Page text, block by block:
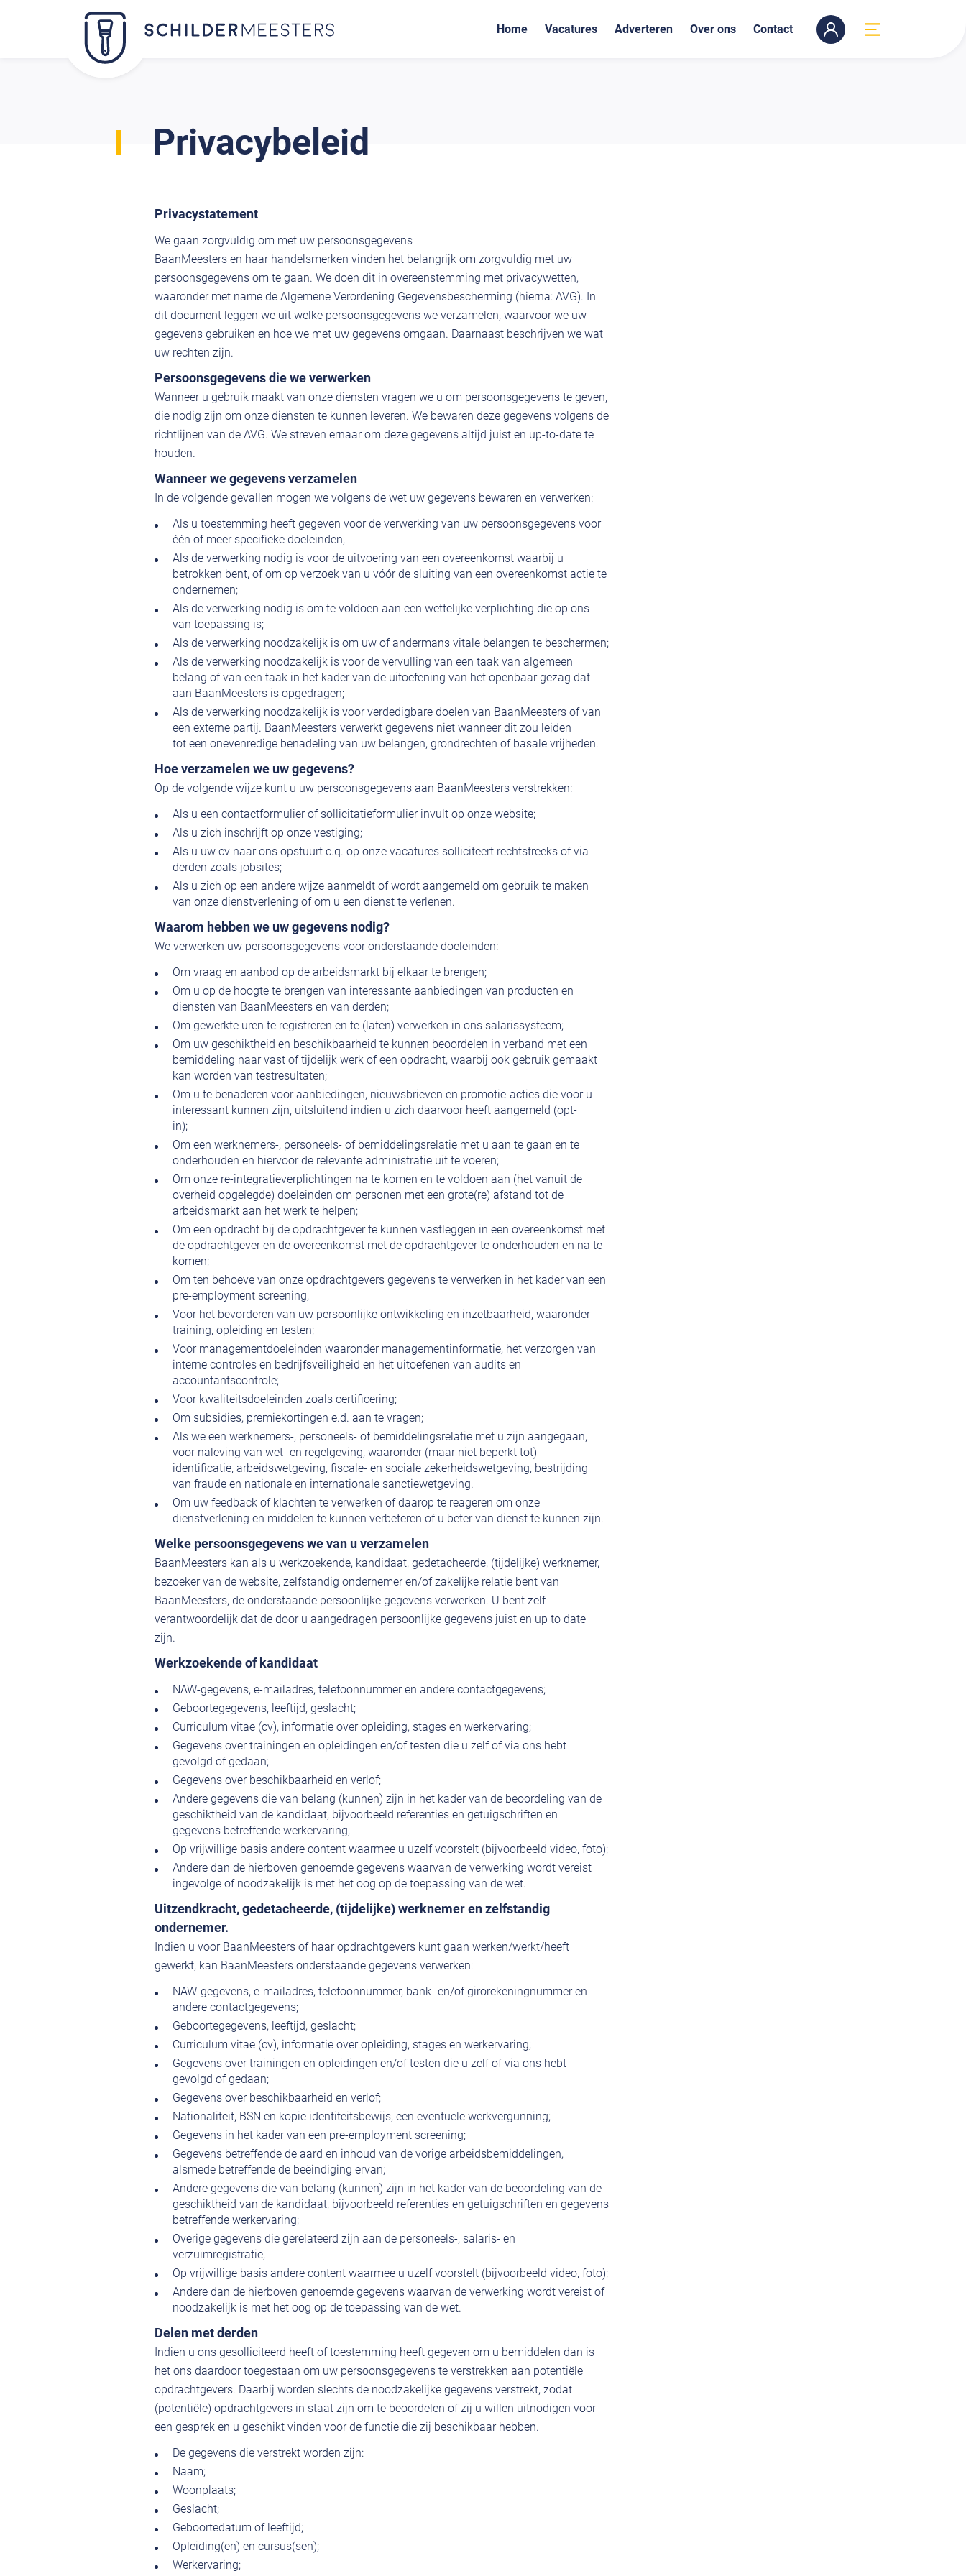
Home Vacatures Adverteren Over ons Contact
Privacybeleid
Privacystatement
We gaan zorgvuldig om met uw persoonsgegevens
BaanMeesters en haar handelsmerken vinden het belangrijk om zorgvuldig met uw
persoonsgegevens om te gaan. We doen dit in overeenstemming met privacywetten,
waaronder met name de Algemene Verordening Gegevensbescherming (hierna: AVG). In
dit document leggen we uit welke persoonsgegevens we verzamelen, waarvoor we uw
gegevens gebruiken en hoe we met uw gegevens omgaan. Daarnaast beschrijven we wat
uw rechten zijn.
Persoonsgegevens die we verwerken
Wanneer u gebruik maakt van onze diensten vragen we u om persoonsgegevens te geven,
die nodig zijn om onze diensten te kunnen leveren. We bewaren deze gegevens volgens de
richtlijnen van de AVG. We streven ernaar om deze gegevens altijd juist en up-to-date te
houden.
Wanneer we gegevens verzamelen
In de volgende gevallen mogen we volgens de wet uw gegevens bewaren en verwerken:
Als u toestemming heeft gegeven voor de verwerking van uw persoonsgegevens voor
één of meer specifieke doeleinden;
Als de verwerking nodig is voor de uitvoering van een overeenkomst waarbij u
betrokken bent, of om op verzoek van u vóór de sluiting van een overeenkomst actie te
ondernemen;
Als de verwerking nodig is om te voldoen aan een wettelijke verplichting die op ons
van toepassing is;
Als de verwerking noodzakelijk is om uw of andermans vitale belangen te beschermen;
Als de verwerking noodzakelijk is voor de vervulling van een taak van algemeen
belang of van een taak in het kader van de uitoefening van het openbaar gezag dat
aan BaanMeesters is opgedragen;
Als de verwerking noodzakelijk is voor verdedigbare doelen van BaanMeesters of van
een externe partij. BaanMeesters verwerkt gegevens niet wanneer dit zou leiden
tot een onevenredige benadeling van uw belangen, grondrechten of basale vrijheden.
Hoe verzamelen we uw gegevens?
Op de volgende wijze kunt u uw persoonsgegevens aan BaanMeesters verstrekken:
Als u een contactformulier of sollicitatieformulier invult op onze website;
Als u zich inschrijft op onze vestiging;
Als u uw cv naar ons opstuurt c.q. op onze vacatures solliciteert rechtstreeks of via
derden zoals jobsites;
Als u zich op een andere wijze aanmeldt of wordt aangemeld om gebruik te maken
van onze dienstverlening of om u een dienst te verlenen.
Waarom hebben we uw gegevens nodig?
We verwerken uw persoonsgegevens voor onderstaande doeleinden:
Om vraag en aanbod op de arbeidsmarkt bij elkaar te brengen;
Om u op de hoogte te brengen van interessante aanbiedingen van producten en
diensten van BaanMeesters en van derden;
Om gewerkte uren te registreren en te (laten) verwerken in ons salarissysteem;
Om uw geschiktheid en beschikbaarheid te kunnen beoordelen in verband met een
bemiddeling naar vast of tijdelijk werk of een opdracht, waarbij ook gebruik gemaakt
kan worden van testresultaten;
Om u te benaderen voor aanbiedingen, nieuwsbrieven en promotie-acties die voor u
interessant kunnen zijn, uitsluitend indien u zich daarvoor heeft aangemeld (opt-
in);
Om een werknemers-, personeels- of bemiddelingsrelatie met u aan te gaan en te
onderhouden en hiervoor de relevante administratie uit te voeren;
Om onze re-integratieverplichtingen na te komen en te voldoen aan (het vanuit de
overheid opgelegde) doeleinden om personen met een grote(re) afstand tot de
arbeidsmarkt aan het werk te helpen;
Om een opdracht bij de opdrachtgever te kunnen vastleggen in een overeenkomst met
de opdrachtgever en de overeenkomst met de opdrachtgever te onderhouden en na te
komen;
Om ten behoeve van onze opdrachtgevers gegevens te verwerken in het kader van een
pre-employment screening;
Voor het bevorderen van uw persoonlijke ontwikkeling en inzetbaarheid, waaronder
training, opleiding en testen;
Voor managementdoeleinden waaronder managementinformatie, het verzorgen van
interne controles en bedrijfsveiligheid en het uitoefenen van audits en
accountantscontrole;
Voor kwaliteitsdoeleinden zoals certificering;
Om subsidies, premiekortingen e.d. aan te vragen;
Als we een werknemers-, personeels- of bemiddelingsrelatie met u zijn aangegaan,
voor naleving van wet- en regelgeving, waaronder (maar niet beperkt tot)
identificatie, arbeidswetgeving, fiscale- en sociale zekerheidswetgeving, bestrijding
van fraude en nationale en internationale sanctiewetgeving.
Om uw feedback of klachten te verwerken of daarop te reageren om onze
dienstverlening en middelen te kunnen verbeteren of u beter van dienst te kunnen zijn.
Welke persoonsgegevens we van u verzamelen
BaanMeesters kan als u werkzoekende, kandidaat, gedetacheerde, (tijdelijke) werknemer,
bezoeker van de website, zelfstandig ondernemer en/of zakelijke relatie bent van
BaanMeesters, de onderstaande persoonlijke gegevens verwerken. U bent zelf
verantwoordelijk dat de door u aangedragen persoonlijke gegevens juist en up to date
zijn.
Werkzoekende of kandidaat
NAW-gegevens, e-mailadres, telefoonnummer en andere contactgegevens;
Geboortegegevens, leeftijd, geslacht;
Curriculum vitae (cv), informatie over opleiding, stages en werkervaring;
Gegevens over trainingen en opleidingen en/of testen die u zelf of via ons hebt
gevolgd of gedaan;
Gegevens over beschikbaarheid en verlof;
Andere gegevens die van belang (kunnen) zijn in het kader van de beoordeling van de
geschiktheid van de kandidaat, bijvoorbeeld referenties en getuigschriften en
gegevens betreffende werkervaring;
Op vrijwillige basis andere content waarmee u uzelf voorstelt (bijvoorbeeld video, foto);
Andere dan de hierboven genoemde gegevens waarvan de verwerking wordt vereist
ingevolge of noodzakelijk is met het oog op de toepassing van de wet.
Uitzendkracht, gedetacheerde, (tijdelijke) werknemer en zelfstandig
ondernemer.
Indien u voor BaanMeesters of haar opdrachtgevers kunt gaan werken/werkt/heeft
gewerkt, kan BaanMeesters onderstaande gegevens verwerken:
NAW-gegevens, e-mailadres, telefoonnummer, bank- en/of girorekeningnummer en
andere contactgegevens;
Geboortegegevens, leeftijd, geslacht;
Curriculum vitae (cv), informatie over opleiding, stages en werkervaring;
Gegevens over trainingen en opleidingen en/of testen die u zelf of via ons hebt
gevolgd of gedaan;
Gegevens over beschikbaarheid en verlof;
Nationaliteit, BSN en kopie identiteitsbewijs, een eventuele werkvergunning;
Gegevens in het kader van een pre-employment screening;
Gegevens betreffende de aard en inhoud van de vorige arbeidsbemiddelingen,
alsmede betreffende de beëindiging ervan;
Andere gegevens die van belang (kunnen) zijn in het kader van de beoordeling van de
geschiktheid van de kandidaat, bijvoorbeeld referenties en getuigschriften en gegevens
betreffende werkervaring;
Overige gegevens die gerelateerd zijn aan de personeels-, salaris- en
verzuimregistratie;
Op vrijwillige basis andere content waarmee u uzelf voorstelt (bijvoorbeeld video, foto);
Andere dan de hierboven genoemde gegevens waarvan de verwerking wordt vereist of
noodzakelijk is met het oog op de toepassing van de wet.
Delen met derden
Indien u ons gesolliciteerd heeft of toestemming heeft gegeven om u bemiddelen dan is
het ons daardoor toegestaan om uw persoonsgegevens te verstrekken aan potentiële
opdrachtgevers. Daarbij worden slechts de noodzakelijke gegevens verstrekt, zodat
(potentiële) opdrachtgevers in staat zijn om te beoordelen of zij u willen uitnodigen voor
een gesprek en u geschikt vinden voor de functie die zij beschikbaar hebben.
De gegevens die verstrekt worden zijn:
Naam;
Woonplaats;
Geslacht;
Geboortedatum of leeftijd;
Opleiding(en) en cursus(sen);
Werkervaring;